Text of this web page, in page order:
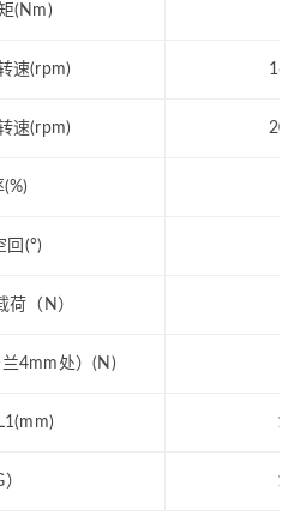
(Nm)
速(rpm)
速(rpm)
回(°)
荷（N）
4mm处）(N)